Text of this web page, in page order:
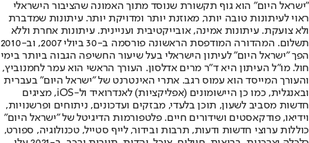
"ישראל היום" הוא גוף תקשורת שנוסד מתוך האמונה שהציבור הישראלי
ראוי לעיתונות טובה יותר, מאוזנת יותר ומדויקת יותר. עיתונות שמדברת
ולא צועקת. עיתונות אמינה, אובייקטיבית ועניינית. עיתונות אחרת וללא
תשלום. המהדורה המודפסת הראשונה פורסמה ב-30 ביולי 2007, וב-2010
הפך "ישראל היום" לעיתון הישראלי בעל שיעור החשיפה הגבוה ביותר בימי
חול. מו"ל העיתון היא ד"ר מרים אדלסון. העורך הראשי הוא עמר לחמנוביץ,
והעורך המייסד הוא עמוס רגב. אתרי האינטרנט של "ישראל היום" בעברית
ובאנגלית, כמו כן היישומונים (אפליקציות) לאנדרואיד ול-iOS, מציגים
חדשות מסביב לשעון, תוכן בלעדי, מבזקים ועדכונים, ניתוחים ופרשנויות,
וידיאו, פודקאסטים ושידורים חיים. פלטפורמות הדיגיטל של "ישראל היום"
כוללות ערוצי חדשות ודעות, תרבות ובידור, לייף סטייל, טכנולוגיה, ספורט,